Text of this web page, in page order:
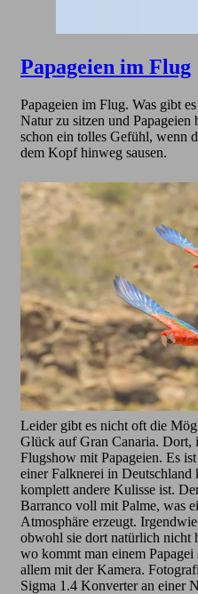
Papageien im Flug
Papageien im Flug. Was gibt
Natur zu sitzen und Papageien
schon ein tolles Gefühl, wenn
dem Kopf hinweg sausen.
Leider gibt es nicht oft die
Glück auf Gran Canaria. Dort,
Flugshow mit Papageien. Es
einer Falknerei in Deutschland
komplett andere Kulisse ist.
Barranco voll mit Palme, was
Atmosphäre erzeugt.
obwohl sie dort natürlich nicht
wo kommt man einem
allem mit der Kamera.
Sigma 1.4 Konverter an einer